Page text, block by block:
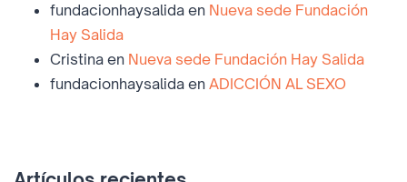
fundacionhaysalida en Nueva sede Fundación
Hay Salida
Cristina en Nueva sede Fundación Hay Salida
fundacionhaysalida en ADICCIÓN AL SEXO